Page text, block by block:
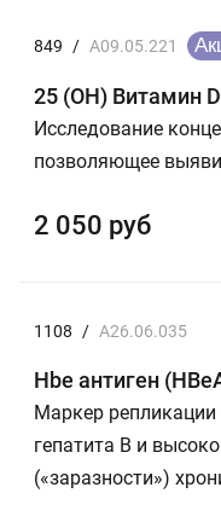
849 / A09.05.221
25 (ОН) Витамин D
Исследование
позволяющее
2 050 руб
1108 / A26.06.035
Hbe антиген
Маркер
гепатита В и
(«заразности»)